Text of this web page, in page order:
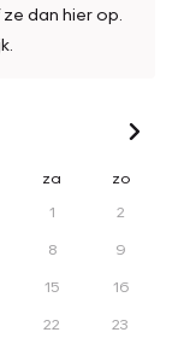
dan hier op.
za
zo
1
2
8
9
15
16
22
23